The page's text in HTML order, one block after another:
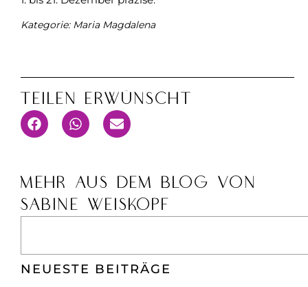
Kategorie: Maria Magdalena
Teilen Erwünscht
MEHR AUS DEM BLOG VON
SABINE WEISKOPF
NEUESTE BEITRÄGE